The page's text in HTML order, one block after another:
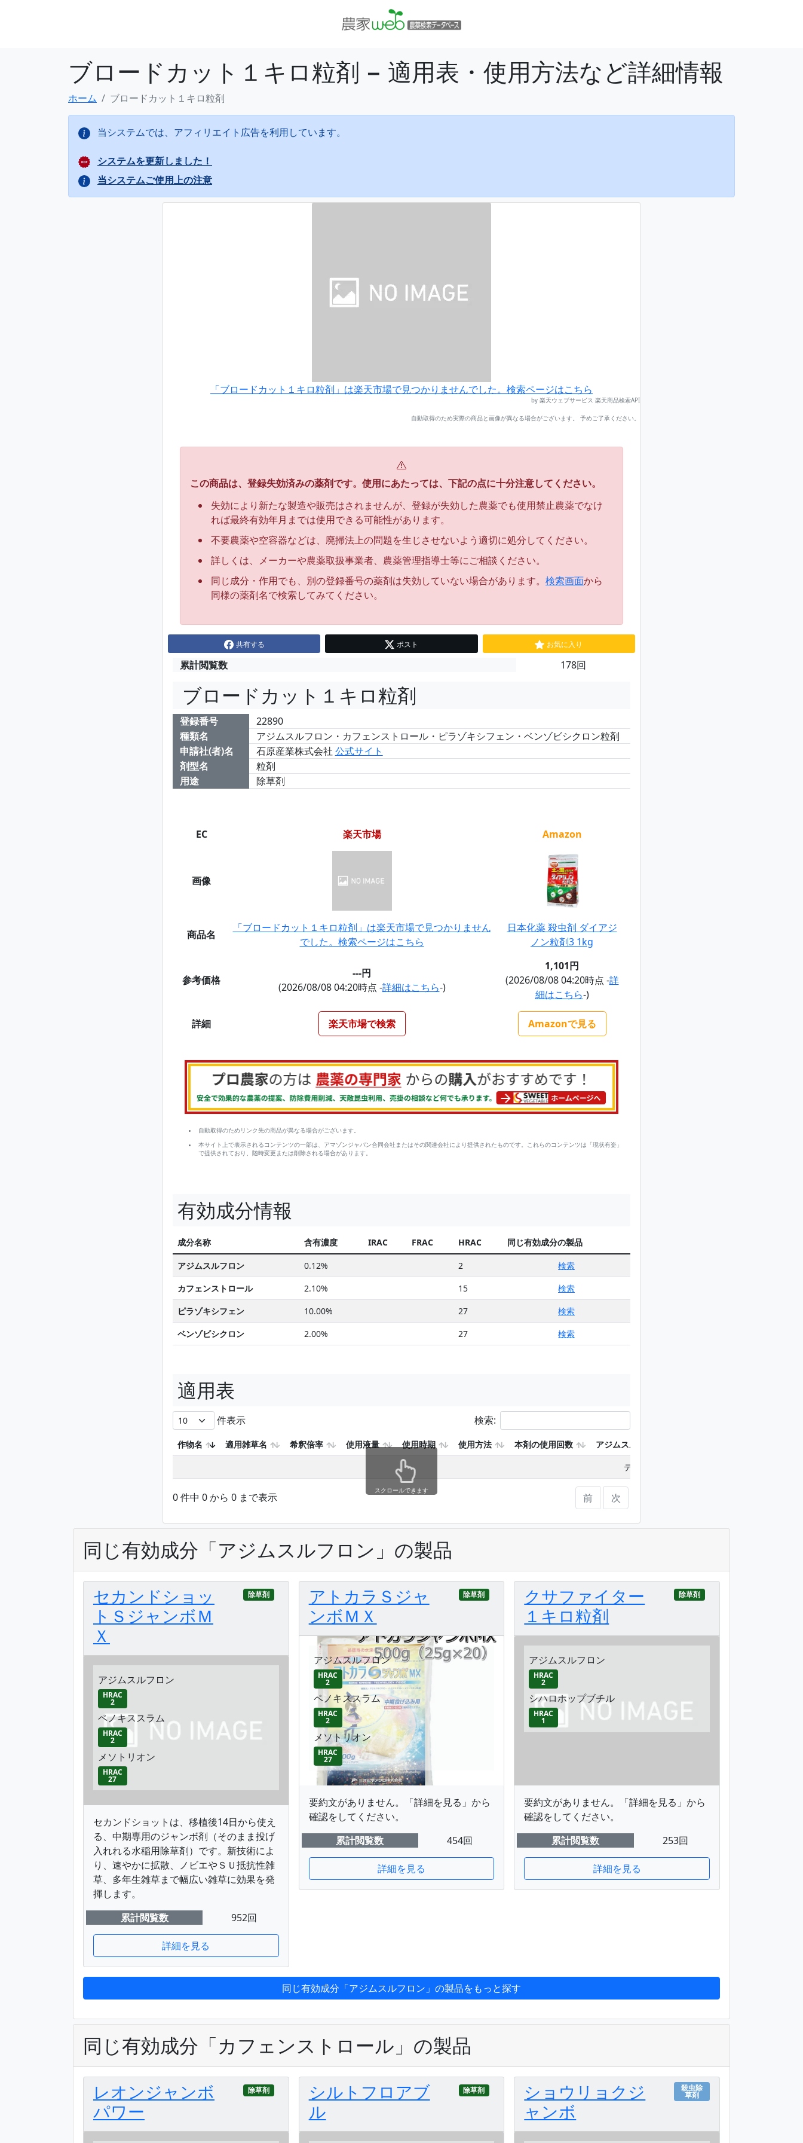
ブロードカット１キロ粒剤 − 適用表・使用方法など詳細情報
ホーム ブロードカット１キロ粒剤
当システムでは、アフィリエイト広告を利用しています。
システムを更新しました！
当システムご使用上の注意
「ブロードカット１キロ粒剤」は楽天市場で見つかりませんでした。検索ページはこちら
by 楽天ウェブサービス 楽天商品検索API
自動取得のため実際の商品と画像が異なる場合がございます。 予めご了承ください。
この商品は、登録失効済みの薬剤です。使用にあたっては、下記の点に十分注意してください。
失効により新たな製造や販売はされませんが、登録が失効した農薬でも使用禁止農薬でなけ
れば最終有効年月までは使用できる可能性があります。
不要農薬や空容器などは、廃掃法上の問題を生じさせないよう適切に処分してください。
詳しくは、メーカーや農薬取扱事業者、農薬管理指導士等にご相談ください。
同じ成分・作用でも、別の登録番号の薬剤は失効していない場合があります。 検索画面から
同様の薬剤名で検索してみてください。
共有する ポスト お気に入り
累計閲覧数 178回
ブロードカット１キロ粒剤
登録番号
22890
種類名
アジムスルフロン・カフェンストロール・ピラゾキシフェン・ベンゾビシクロン粒剤
申請社(者)名
石原産業株式会社 公式サイト
剤型名
粒剤
用途
除草剤
EC 楽天市場 Amazon
画像
商品名
「ブロードカット１キロ粒剤」は楽天市場で見つかりません
でした。検索ページはこちら
日本化薬 殺虫剤 ダイアジ
ノン粒剤3 1kg
参考価格
---円
(2026/08/08 04:20時点 -詳細はこちら-)
1,101円
(2026/08/08 04:20時点 -詳
細はこちら-)
詳細 楽天市場で検索 Amazonで見る
自動取得のためリンク先の商品が異なる場合がございます。
本サイト上で表示されるコンテンツの一部は、アマゾンジャパン合同会社またはその関連会社により提供されたものです。これらのコンテンツは「現状有姿」
で提供されており、随時変更または削除される場合があります。
有効成分情報
成分名称 含有濃度 IRAC FRAC HRAC 同じ有効成分の製品
アジムスルフロン 0.12% 2
検索
カフェンストロール
2.10% 15
検索
ピラゾキシフェン
10.00% 27
検索
ベンゾビシクロン
2.00% 27 検索
適用表
件表示 検索:
作物名 適用雑草名 希釈倍率 使用液量 使用時期 使用方法 本剤の使用回数 アジムスルフロンを含む使用回数
テーブルにデータがありません
0 件中 0 から 0 まで表示 前 次
スクロールできます
同じ有効成分「アジムスルフロン」の製品
セカンドショッ
トＳジャンボＭ
Ｘ
除草剤
アジムスルフロン
HRAC
2
ペノキススラム
HRAC
2
メソトリオン
HRAC
27
セカンドショットは、移植後14日から使え
る、中期専用のジャンボ剤（そのまま投げ
入れれる水稲用除草剤）です。新技術によ
り、速やかに拡散、ノビエやＳＵ抵抗性雑
草、多年生雑草まで幅広い雑草に効果を発
揮します。
累計閲覧数
952回
詳細を見る
アトカラＳジャ
ンボＭＸ
除草剤
アジムスルフロン
HRAC
2
ペノキススラム
HRAC
2
メソトリオン
HRAC
27
要約文がありません。「詳細を見る」から
確認をしてください。
累計閲覧数
454回
詳細を見る
クサファイター
１キロ粒剤
除草剤
アジムスルフロン
HRAC
2
シハロホップブチル
HRAC
1
要約文がありません。「詳細を見る」から
確認をしてください。
累計閲覧数
253回
詳細を見る
同じ有効成分「アジムスルフロン」の製品をもっと探す
同じ有効成分「カフェンストロール」の製品
レオンジャンボ
パワー
除草剤
シルトフロアブ
ル
除草剤
ショウリョクジ
ャンボ
殺虫除
草剤